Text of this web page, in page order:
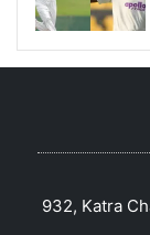
932, Katra